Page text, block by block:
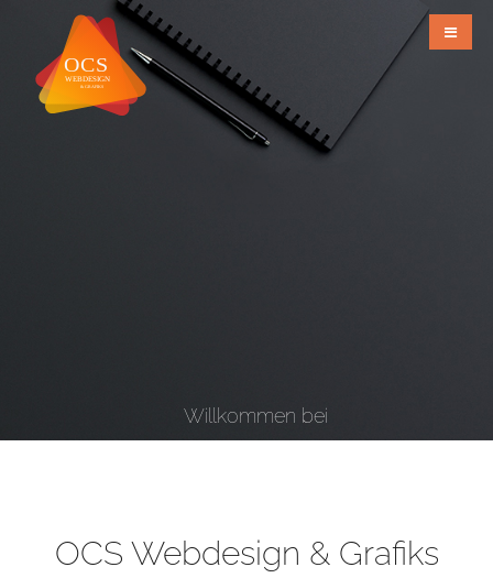
Willkommen bei
OCS Webdesign & Grafiks